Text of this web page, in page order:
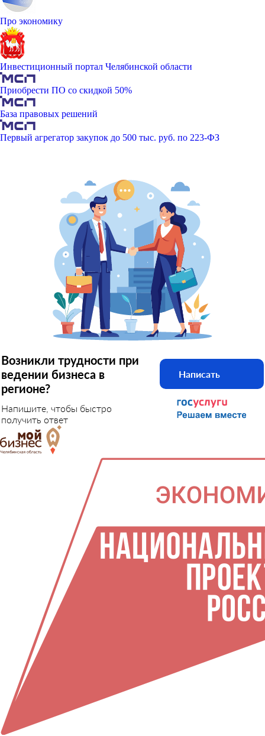
Про экономику
Инвестиционный портал Челябинской области
Приобрести ПО со скидкой 50%
База правовых решений
Первый агрегатор закупок до 500 тыс. руб. по 223-ФЗ
Возникли трудности при
ведении бизнеса в
регионе?
Напишите, чтобы быстро
получить ответ
Написать